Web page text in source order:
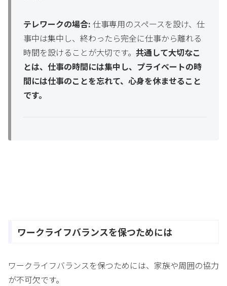
テレワークの場合: 仕事専用のスペースを設け、仕
事中は集中し、終わったら完全に仕事から離れる
時間を設けることが大切です。 共通して大切なこ
とは、仕事の時間には集中し、プライベートの時
間には仕事のことを忘れて、心身を休ませること
です。
ワークライフバランスを保つためには
ワークライフバランスを保つためには、家族や周囲の協力
が不可欠です。